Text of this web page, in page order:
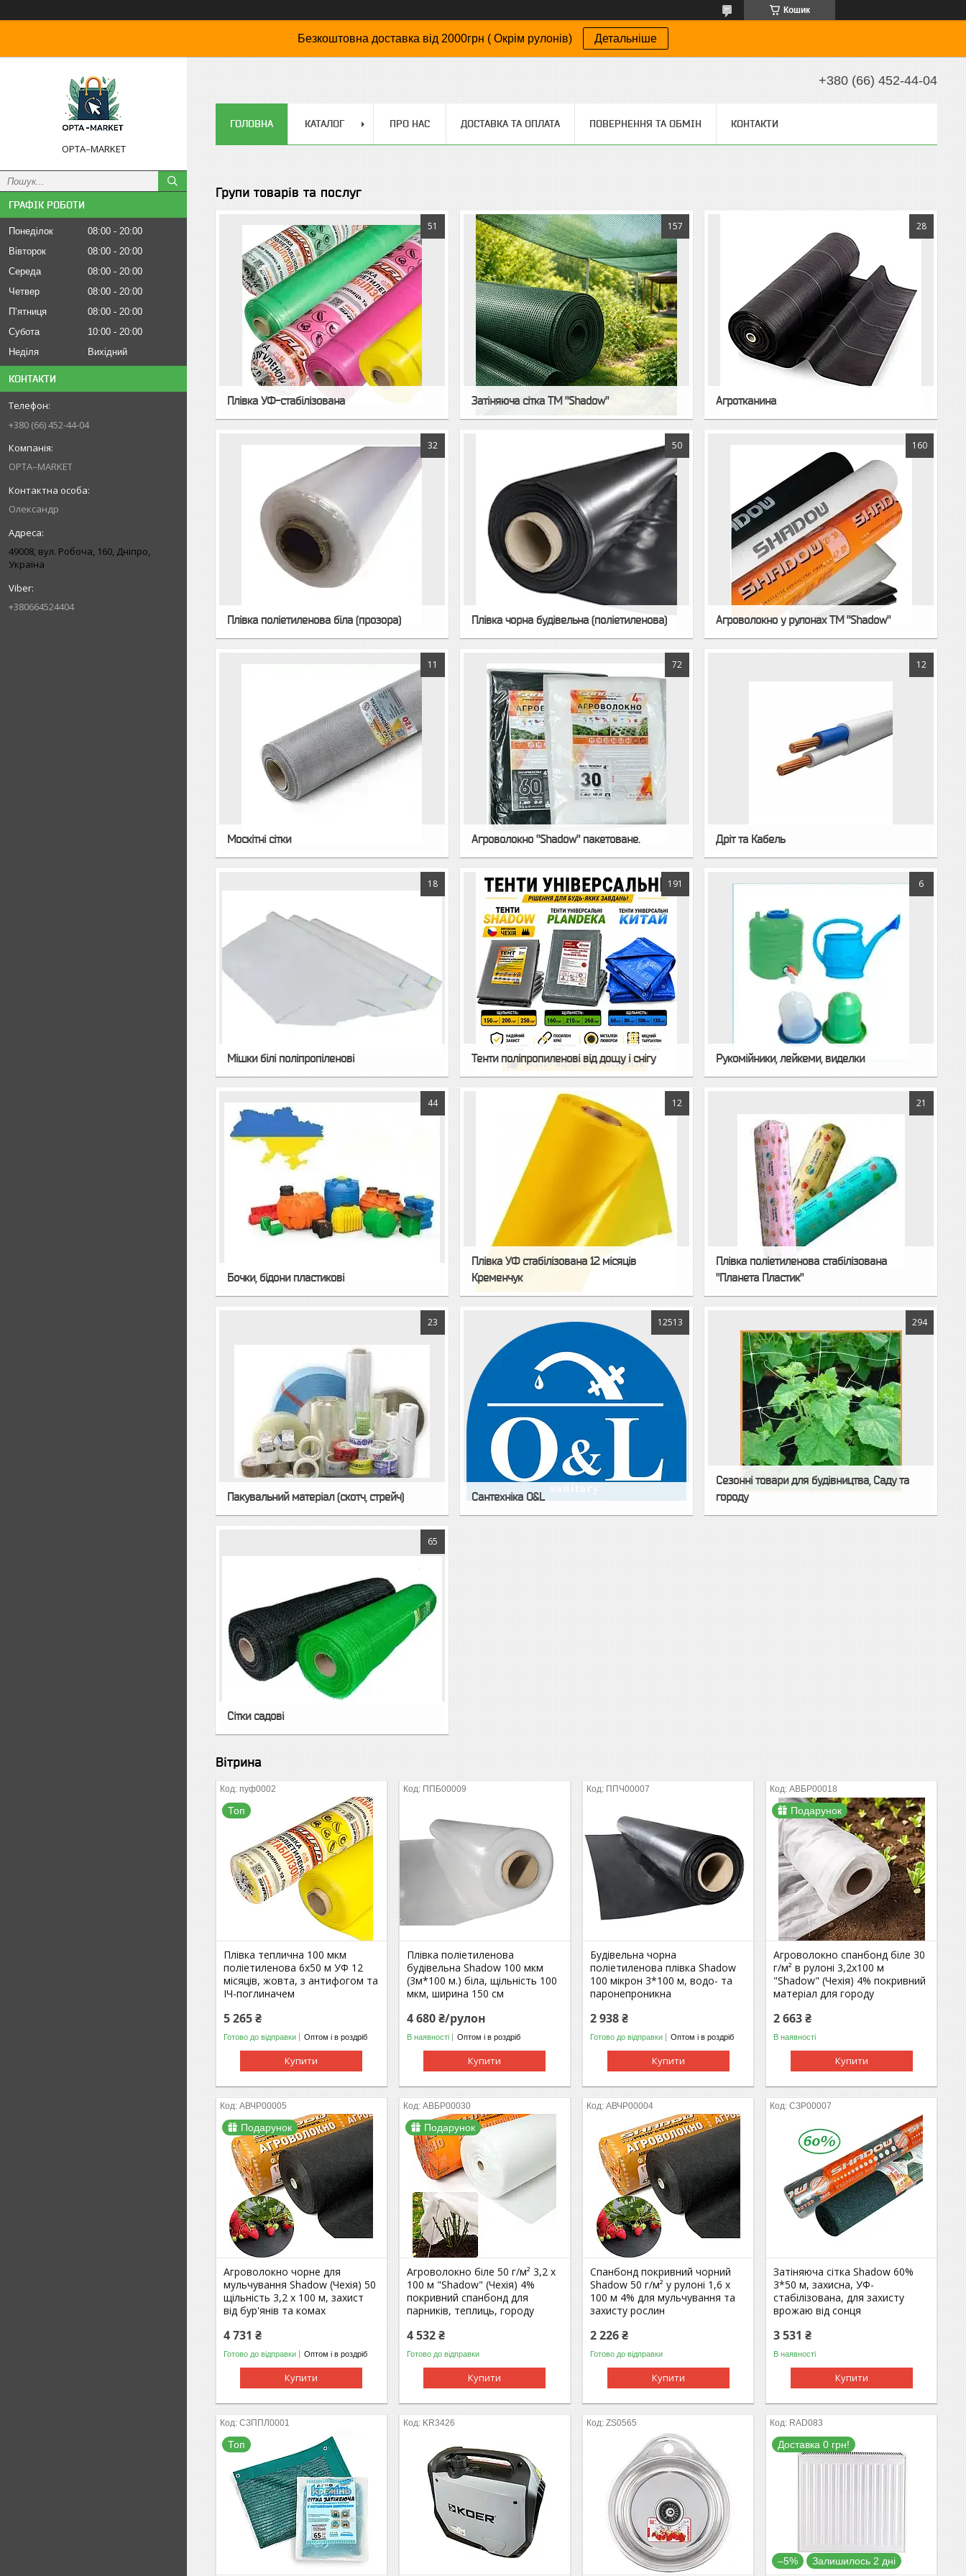
Кошик
Безкоштовна доставка від 2000грн ( Окрім рулонів) Детальніше
OPTA–MARKET
ГРАФІК РОБОТИ
Понеділок 08:00
20:00
Вівторок
08:00
20:00
Середа
08:00
20:00
Четвер
08:00
20:00
Пʼятниця
08:00
20:00
Субота
10:00
20:00
Неділя
Вихідний
КОНТАКТИ
+380 (66) 452-44-04
OPTA–MARKET
Олександр
49008, вул. Робоча, 160, Дніпро,
Україна
+380664524404
+380 (66) 452-44-04
ГОЛОВНА КАТАЛОГ ПРО НАС ДОСТАВКА ТА ОПЛАТА ПОВЕРНЕННЯ ТА ОБМІН КОНТАКТИ
Групи товарів та послуг
51
Плівка УФ-стабілізована
157
Затіняюча сітка ТМ "Shadow"
28
Агротканина
32
Плівка поліетиленова біла (прозора)
50
Плівка чорна будівельна (поліетиленова)
160
Агроволокно у рулонах ТМ "Shadow"
11
Москітні сітки
72
Агроволокно "Shadow" пакетоване.
12
Дріт та Кабель
18
Мішки білі поліпропіленові
191
Тенти поліпропиленові від дощу і снігу
6
Рукомійники, лейкеми, виделки
44
Бочки, бідони пластикові
12
Плівка УФ стабілізована 12 місяців
Кременчук
21
Плівка поліетиленова стабілізована
"Планета Пластик"
23
Пакувальний матеріал (скотч, стрейч)
12513
Сантехніка O&L
294
Сезонні товари для будівництва, Саду та
городу
65
Сітки садові
Вітрина
пуф0002
Топ
Плівка теплична 100 мкм
поліетиленова 6х50 м УФ 12
місяців, жовта, з антифогом та
ІЧ-поглиначем
5 265 ₴
Готово до відправки Оптом і в роздріб
Купити
ППБ00009
Плівка поліетиленова
будівельна Shadow 100 мкм
(3м*100 м.) біла, щільність 100
мкм, ширина 150 см
4 680 ₴/рулон
В наявності Оптом і в роздріб
Купити
ППЧ00007
Будівельна чорна
поліетиленова плівка Shadow
100 мікрон 3*100 м, водо- та
паронепроникна
2 938 ₴
Готово до відправки Оптом і в роздріб
Купити
АВБР00018
Подарунок
Агроволокно спанбонд біле 30
г/м² в рулоні 3,2х100 м
"Shadow" (Чехія) 4% покривний
матеріал для городу
2 663 ₴
В наявності
Купити
АВЧР00005
Подарунок
Агроволокно чорне для
мульчування Shadow (Чехія) 50
щільність 3,2 х 100 м, захист
від бур'янів та комах
4 731 ₴
Готово до відправки Оптом і в роздріб
Купити
АВБР00030
Подарунок
Агроволокно біле 50 г/м² 3,2 х
100 м "Shadow" (Чехія) 4%
покривний спанбонд для
парників, теплиць, городу
4 532 ₴
Готово до відправки
Купити
АВЧР00004
Спанбонд покривний чорний
Shadow 50 г/м² у рулоні 1,6 х
100 м 4% для мульчування та
захисту рослин
2 226 ₴
Готово до відправки
Купити
СЗР00007
Затіняюча сітка Shadow 60%
3*50 м, захисна, УФ-
стабілізована, для захисту
врожаю від сонця
3 531 ₴
В наявності
Купити
СЗППЛ0001
Топ
KR3426 ZS0565 RAD083
Доставка 0 грн!
–5% Залишилось 2 дні